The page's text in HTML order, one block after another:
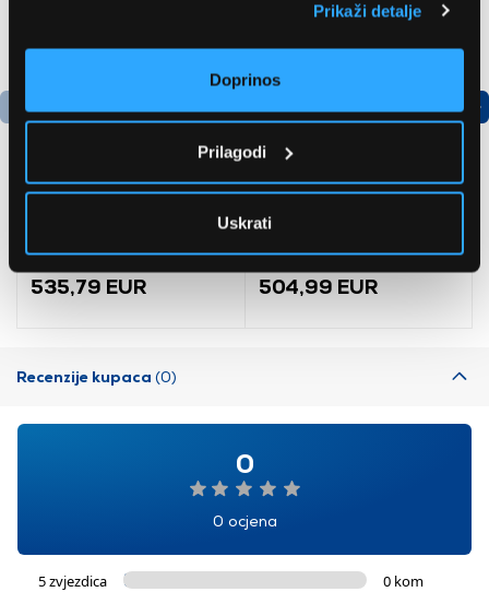
Prikaži detalje
Doprinos
Prilagodi
Uskrati
visokotlačni perač
(06008A7800)
535,79 EUR
LG GBBSJ10EPY
Hladnjak s donjim
zamrzivačem
504,99 EUR
Recenzije kupaca (0)
0
0 ocjena
5 zvjezdica
0 kom